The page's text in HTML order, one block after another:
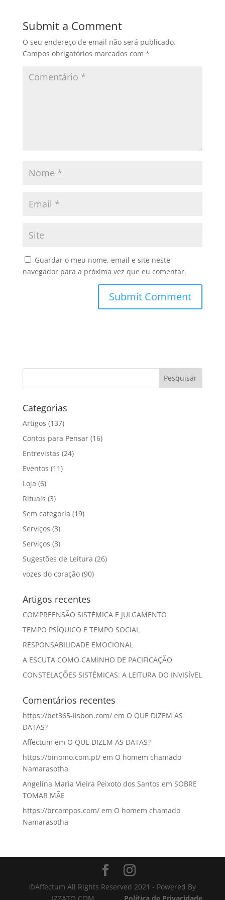
b
o
o
d
o
n
Submit a Comment
O seu endereço de email não será publicado.
Campos obrigatórios marcados com *
Guardar o meu nome, email e site neste
navegador para a próxima vez que eu comentar.
Categorias
Artigos (137)
Contos para Pensar(16)
Entrevistas (24)
Eventos (11)
Loja (6)
Rituals (3)
Sem categoria (19)
Serviços (3)
Serviços (3)
Sugestões de Leitura (26)
vozes do coração(90)
Artigos recentes
COMPREENSÃO SISTÉMICA E JULGAMENTO
TEMPO PSÍQUICO E TEMPO SOCIAL
RESPONSABILIDADE EMOCIONAL
A ESCUTA COMO CAMINHO DE PACIFICAÇÃO
CONSTELAÇÕES SISTÉMICAS: A LEITURA DO INVISÍVEL
Comentários recentes
https://bet365-lisbon.com/em O QUE DIZEM AS
DATAS?
Affectum em O QUE DIZEM AS DATAS?
https://binomo.com.pt/em O homem chamado
Namarasotha
Angelina Maria Vieira Peixoto dos Santos em SOBRE
TOMAR MÃE
https://brcampos.com/em O homem chamado
Namarasotha
©Affectum All Rights Reserved 2021 - Powered By
IZZATO.COM
Política de Privacidade